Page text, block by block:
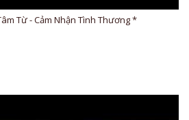
Từ - Cảm Nhận Tình Thương *